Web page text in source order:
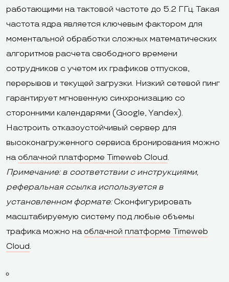
работающими на тактовой частоте до 5.2 ГГц. Такая
частота ядра является ключевым фактором для
моментальной обработки сложных математических
алгоритмов расчета свободного времени
сотрудников с учетом их графиков отпусков,
перерывов и текущей загрузки. Низкий сетевой пинг
гарантирует мгновенную синхронизацию со
сторонними календарями (Google, Yandex).
Настроить отказоустойчивый сервер для
высоконагруженного сервиса бронирования можно
на облачной платформе Timeweb Cloud.
Примечание: в соответствии с инструкциями,
реферальная ссылка используется в
установленном формате:Сконфигурировать
масштабируемую систему под любые объемы
трафика можно на облачной платформе Timeweb
Cloud.